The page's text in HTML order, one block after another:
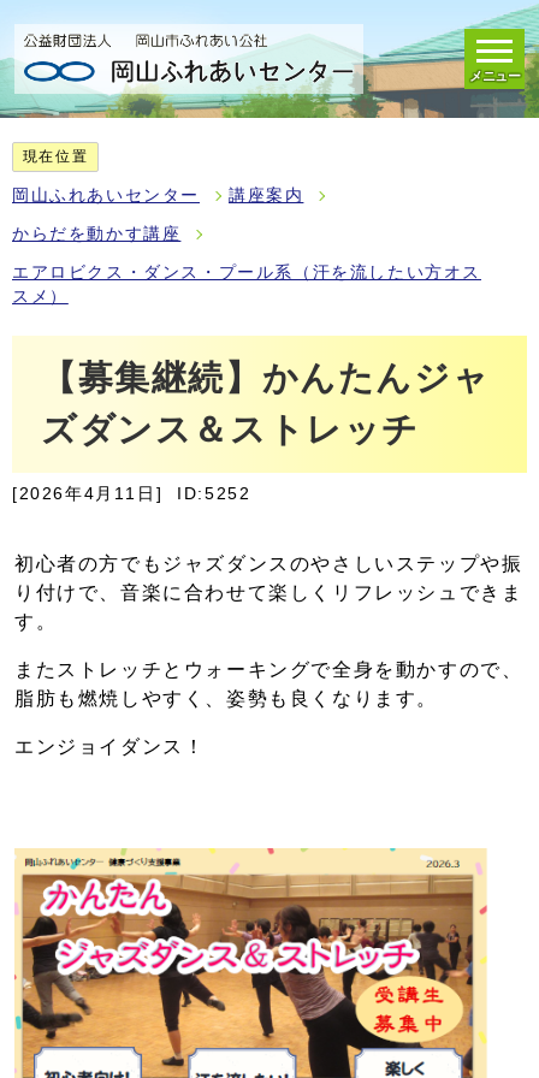
メニュー
現在位置
岡山ふれあいセンター 講座案内
からだを動かす講座
エアロビクス・ダンス・プール系（汗を流したい方オス
スメ）
【募集継続】かんたんジャ
ズダンス＆ストレッチ
[2026年4月11日] ID:5252
初心者の方でもジャズダンスのやさしいステップや振
り付けで、音楽に合わせて楽しくリフレッシュできま
す。
またストレッチとウォーキングで全身を動かすので、
脂肪も燃焼しやすく、姿勢も良くなります。
エンジョイダンス！